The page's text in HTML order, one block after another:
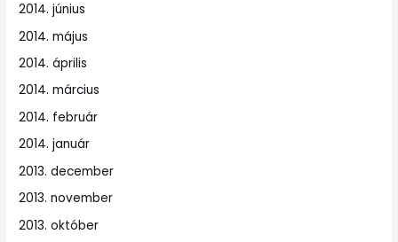
2014. június
2014. május
2014. április
2014. március
2014. február
2014. január
2013. december
2013. november
2013. október